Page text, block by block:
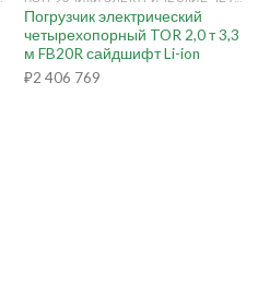
Погрузчик электрический
четырехопорный TOR 2,0 т 3,3
м FB20R сайдшифт Li-ion
₽2 406 769